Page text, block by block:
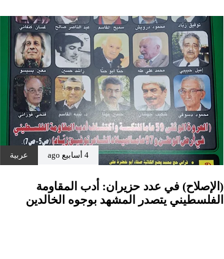
4 أسابيع ago عربية
(الإصلاح) في عدد حزيران: أدب المقاومة
الفلسطيني يتصدر المشهد بوجوه الخالدين